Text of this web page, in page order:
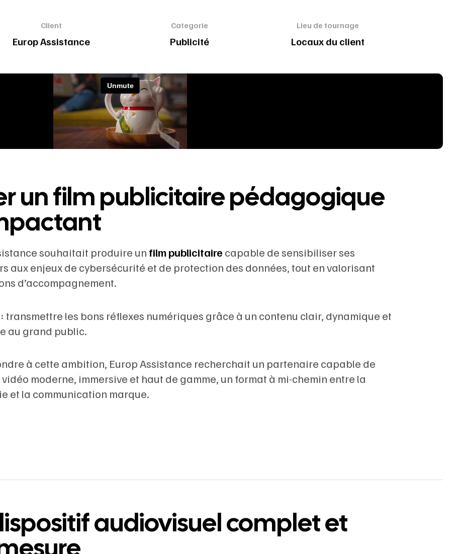
Client
Europ Assistance
Categorie
Publicité
Lieu de tournage
Locaux du client
un film publicitaire pédagogique
souhaitait produire un film publicitaire capable de sensibiliser ses
aux enjeux de cybersécurité et de protection des données, tout en valorisant
d’accompagnement.
: transmettre les bons réflexes numériques grâce à un contenu clair, dynamique et
au grand public.
à cette ambition, Europ Assistance recherchait un partenaire capable de
moderne, immersive et haut de gamme, un format à mi-chemin entre la
et la communication marque.
audiovisuel complet et